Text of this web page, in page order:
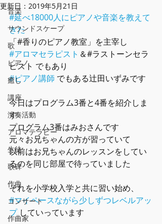
音楽
サウンドスケープ
歌
ピアノ
癒し
講座
演奏活動
アロマテラピー
生徒
歌碑
作曲
コンサート
作曲家
更新日： 2019年5月21日
#延べ18000人にピアノや音楽を教えて
きた
「#香りのピアノ教室」を主宰し
#アロマセラピスト ＆#ラストーンセラ
ピスト でもあり
#ピアノ講師 でもある辻󠄀田いずみです
今日はプログラム3番と4番を紹介しま
す
プログラム3番はみおさんです
元々お兄ちゃんの方が習っていて
以前はお兄ちゃんのレッスンをしてい
るのを同じ部屋で待っていました
それを小学校入学と共に習い始め、
#マイペースながら少しずつレベルアッ
プ していっています